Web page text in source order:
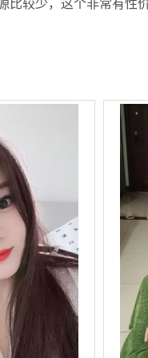
比较少，这个非常有性